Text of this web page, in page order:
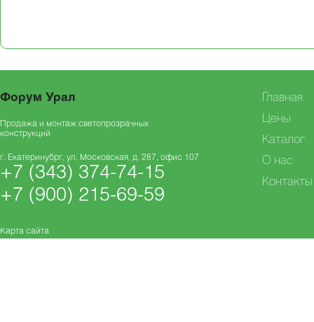
Форум Урал
Продажа и монтаж светопрозрачных
конструкций
г. Екатеринубрг, ул. Московская, д. 287, офис 107
+7 (343) 374-74-15
+7 (900) 215-69-59
Карта сайта
Главная
Цены
Каталог
О нас
Контакты